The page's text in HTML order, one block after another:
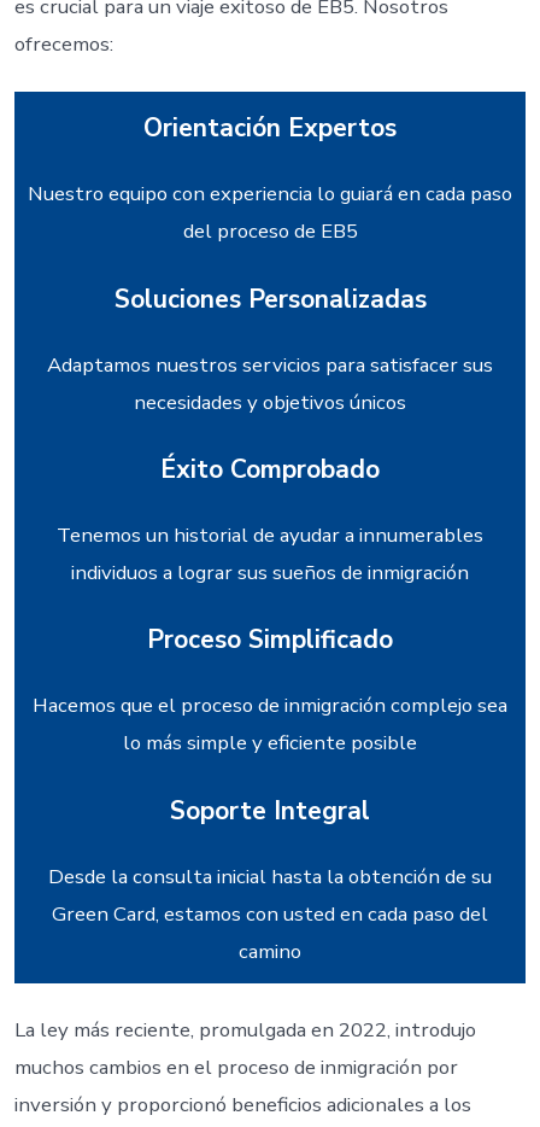
es crucial para un viaje exitoso de EB5. Nosotros
ofrecemos:
Orientación Expertos
Nuestro equipo con experiencia lo guiará en cada paso
del proceso de EB5
Soluciones Personalizadas
Adaptamos nuestros servicios para satisfacer sus
necesidades y objetivos únicos
Éxito Comprobado
Tenemos un historial de ayudar a innumerables
individuos a lograr sus sueños de inmigración
Proceso Simplificado
Hacemos que el proceso de inmigración complejo sea
lo más simple y eficiente posible
Soporte Integral
Desde la consulta inicial hasta la obtención de su
Green Card, estamos con usted en cada paso del
camino
La ley más reciente, promulgada en 2022, introdujo
muchos cambios en el proceso de inmigración por
inversión y proporcionó beneficios adicionales a los